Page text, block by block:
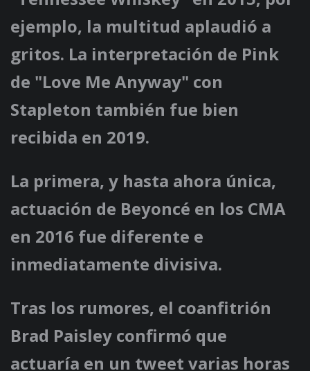
ejemplo, la multitud aplaudió a
gritos. La interpretación de Pink
de "Love Me Anyway" con
Stapleton también fue bien
recibida en 2019.
La primera, y hasta ahora única,
actuación de Beyoncé en los CMA
en 2016 fue diferente e
inmediatamente divisiva.
Tras los rumores, el coanfitrión
Brad Paisley confirmó que
actuaría en un tweet varias horas